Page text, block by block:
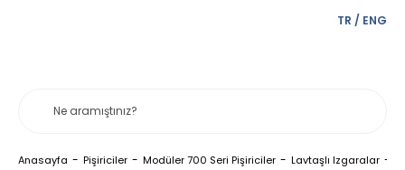
TR / ENG
Anasayfa Pişiriciler Modüler 700 Seri Pişiriciler Lavtaşlı Izgaralar